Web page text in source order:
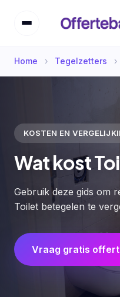
Home › Tegelzetters ›
KOSTEN EN
Wat kost
Gebruik deze gids om
Toilet betegelen te
Vraag gratis